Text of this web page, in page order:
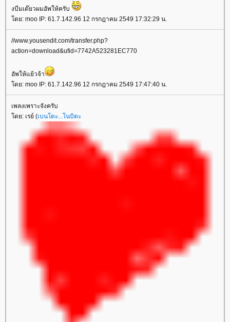
งบีมเด๊ยวผมอัพให้ครับ
โดย: moo IP: 61.7.142.96 12 กรกฎาคม 2549 17:32:29 น.
//www.yousendit.com/transfer.php?
action=download&ufid=7742A523281EC770
อัพให้แย้วจ้า
โดย: moo IP: 61.7.142.96 12 กรกฎาคม 2549 17:47:40 น.
เพลงเพราะจังครับ
โดย: เรย์ (เบนโตะ...โนบิตะ